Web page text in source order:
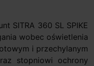
SITRA 360 SL SPIKE
wobec oświetlenia
i przechylanym
stopniowi ochrony